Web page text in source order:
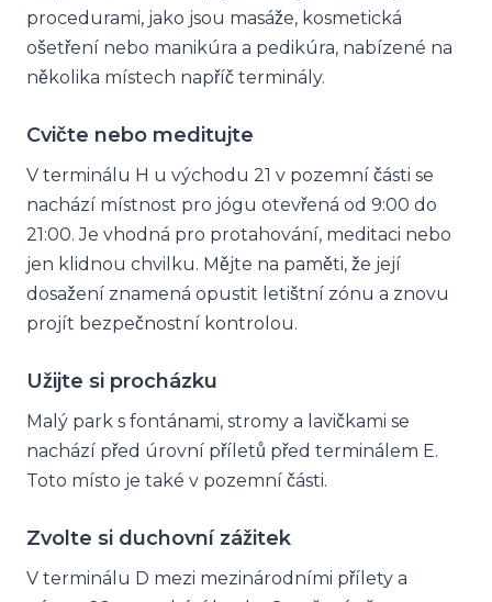
procedurami, jako jsou masáže, kosmetická
ošetření nebo manikúra a pedikúra, nabízené na
několika místech napříč terminály.
Cvičte nebo meditujte
V terminálu H u východu 21 v pozemní části se
nachází místnost pro jógu otevřená od 9:00 do
21:00. Je vhodná pro protahování, meditaci nebo
jen klidnou chvilku. Mějte na paměti, že její
dosažení znamená opustit letištní zónu a znovu
projít bezpečnostní kontrolou.
Užijte si procházku
Malý park s fontánami, stromy a lavičkami se
nachází před úrovní příletů před terminálem E.
Toto místo je také v pozemní části.
Zvolte si duchovní zážitek
V terminálu D mezi mezinárodními přílety a